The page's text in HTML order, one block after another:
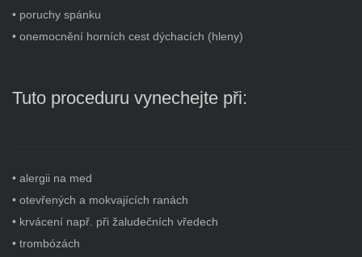
• poruchy spánku
• onemocnění horních cest dýchacích (hleny)
Tuto proceduru vynechejte při:
• alergii na med
• otevřených a mokvajících ranách
• krvácení např. při žaludečních vředech
• trombózách